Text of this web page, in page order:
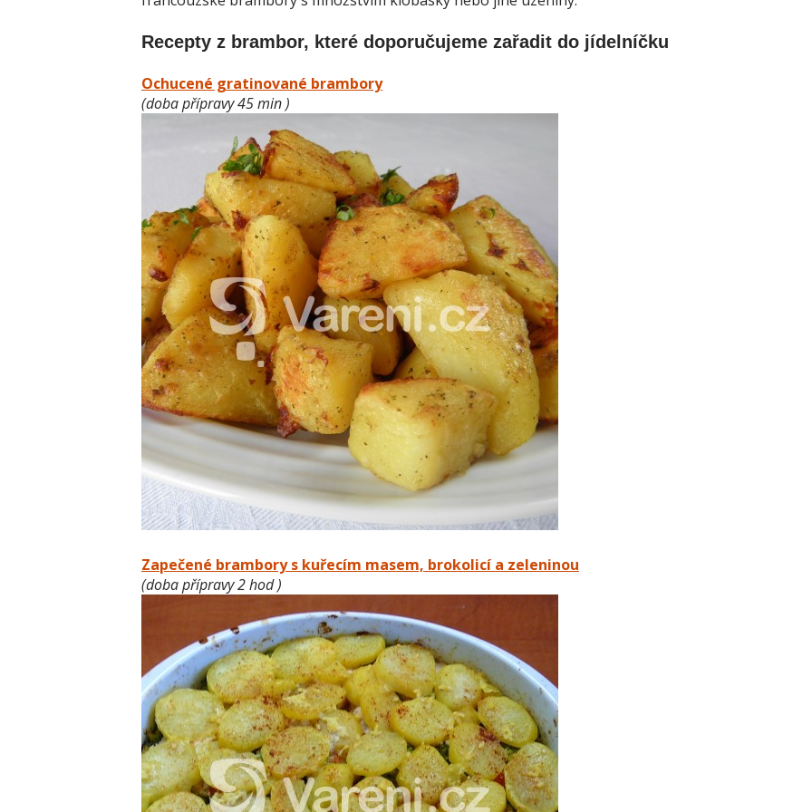
Recepty z brambor, které doporučujeme zařadit do jídelníčku
Ochucené gratinované brambory
(doba přípravy 45 min )
Zapečené brambory s kuřecím masem, brokolicí a zeleninou
(doba přípravy 2 hod )